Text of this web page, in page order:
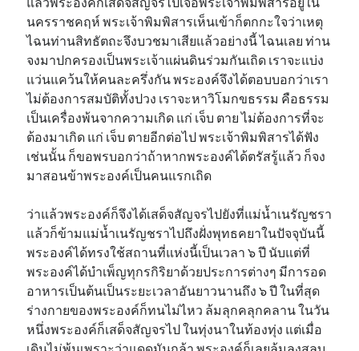
นครราชคฤห์ พระเจ้าพิมพิสารเห็นเข้าก็ตกกะใจว่าเหตุ
ไฉนท่านสิทธัตถะจึงบวชมาเสียแล้วอย่างนี้ ไฉนเลย ท่าน
จงมาปกครองเป็นพระเจ้าแผ่นดินร่วมกันเถิด เราจะแบ่ง
แว่นแคว้นให้คนละครึ่งกัน พระองค์จึงได้ตอบบอกว่าเรา
ไม่ต้องการสมบัติทั้งปวง เราจะหาวิโมกขธรรม คือธรรม
เป็นเครื่องพ้นจากความเกิด แก่ เจ็บ ตาย ไม่ต้องการที่จะ
ต้องมาเกิด แก่ เจ็บ ตายอีกต่อไป พระเจ้าพิมพิสารได้ฟัง
เช่นนั้น ก็ขอพรบอกว่าถ้าหากพระองค์ได้ตรัสรู้แล้ว ก็จง
มาสอนข้าพระองค์เป็นคนแรกเถิด
ว่าแล้วพระองค์ก็จึงได้เสด็จสัญจรไปยังที่แม่น้ำเนรัญชรา
แล้วก็ข้ามแม่น้ำเนรัญชราไปถึงฝั่งพุทธคยาในปัจจุบันนี้
พระองค์ได้ทรงใช้สถานที่แห่งนี้เป็นเวลา ๖ ปี นับแต่ที่
พระองค์ได้บำเพ็ญทุกรกิริยาด้วยประการต่างๆ มีการอด
อาหารเป็นต้นเป็นระยะเวลาอันยาวนานถึง ๖ ปี ในที่สุด
ร่างกายของพระองค์ก็ทนไม่ไหว ล้มลุกคลุกคลาน ในวัน
หนึ่งพระองค์ก็เสด็จสัญจรไป ในทุ่งนาในท้องทุ่ง แต่เมื่อ